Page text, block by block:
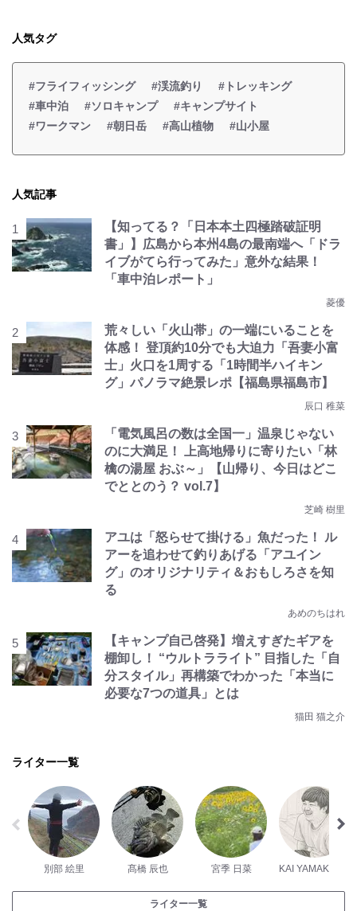
人気タグ
#フライフィッシング #渓流釣り
#トレッキング
#車中泊
#ソロキャンプ
#キャンプサイト
#ワークマン
#朝日岳 #高山植物 #山小屋
人気記事
【知ってる？「日本本土四極踏破証明
書」】広島から本州4島の最南端へ「ドラ
イブがてら行ってみた」意外な結果！
「車中泊レポート」
菱優
荒々しい「火山帯」の一端にいることを
体感！ 登頂約10分でも大迫力「吾妻小富
士」火口を1周する「1時間半ハイキン
グ」パノラマ絶景レポ【福島県福島市】
辰口 稚菜
「電気風呂の数は全国一」温泉じゃない
のに大満足！ 上高地帰りに寄りたい「林
檎の湯屋 おぶ～」【山帰り、今日はどこ
でととのう？ vol.7】
芝崎 樹里
アユは「怒らせて掛ける」魚だった！ ル
アーを追わせて釣りあげる「アユイン
グ」のオリジナリティ＆おもしろさを知
る
あめのちはれ
【キャンプ自己啓発】増えすぎたギアを
棚卸し！ “ウルトラライト” 目指した「自
分スタイル」再構築でわかった「本当に
必要な7つの道具」とは
猫田 猫之介
ライター一覧
別部 絵里 髙橋 辰也 宮季 日菜 KAI YAMAKAWA
ライター一覧